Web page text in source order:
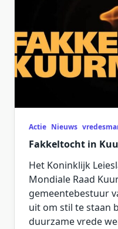
Actie Nieuws
Fakkeltocht in
Het Koninklijk
Mondiale Raad
gemeentebestuur
uit om stil te staan
duurzame vrede